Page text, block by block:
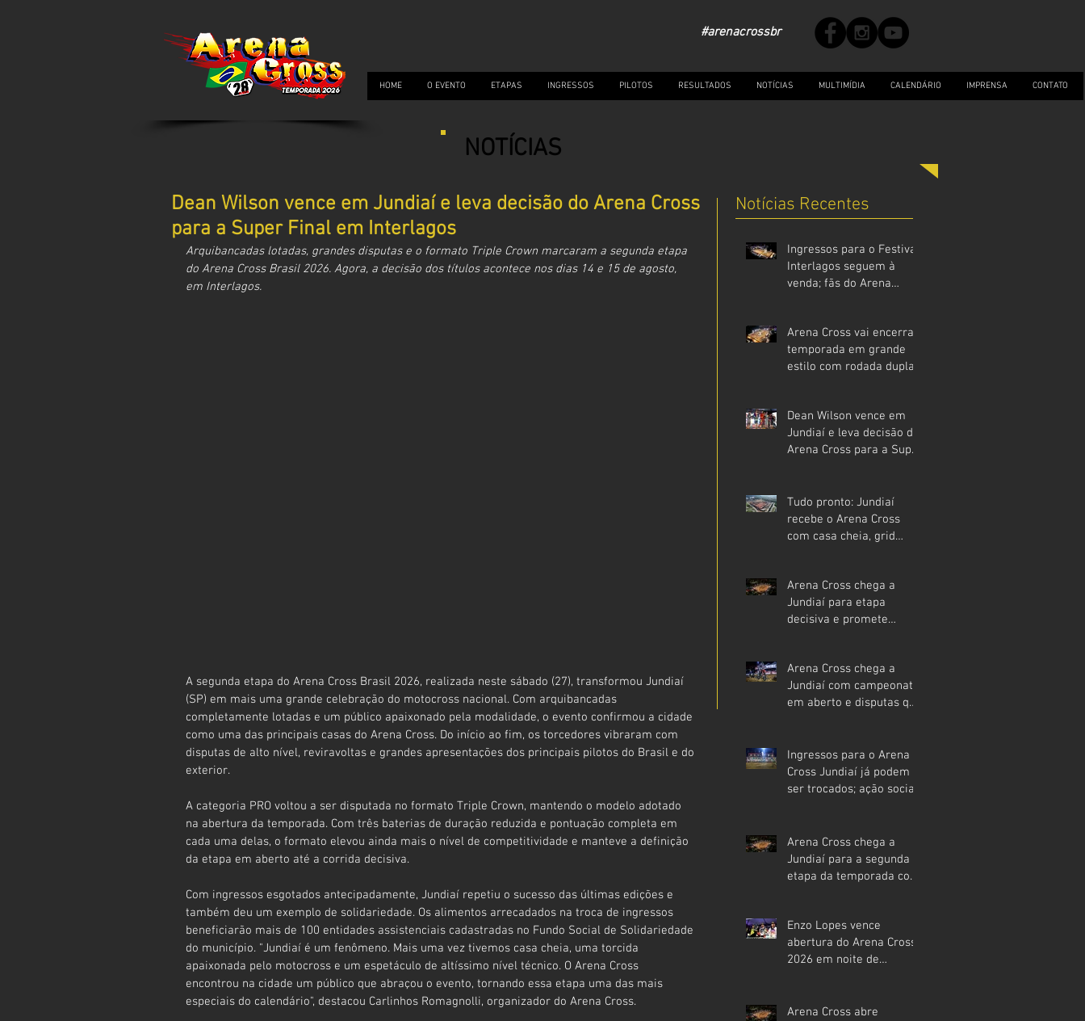
#arenacrossbr
HOME O EVENTO ETAPAS INGRESSOS PILOTOS RESULTADOS NOTÍCIAS MULTIMÍDIA CALENDÁRIO IMPRENSA CONTATO
Ingressos para o Festival
Interlagos seguem à
venda; fãs do Arena
antecipadamente
Arena Cross vai encerrar
temporada em grande
estilo com rodada dupla
Dean Wilson vence em
Jundiaí e leva decisão do
Arena Cross para a Super
Tudo pronto: Jundiaí
recebe o Arena Cross
com casa cheia, grid
campeonato
Arena Cross chega a
Jundiaí para etapa
decisiva e promete
Arena Cross chega a
Jundiaí com campeonato
em aberto e disputas que
Ingressos para o Arena
Cross Jundiaí já podem
ser trocados; ação social
famílias da cidade
Arena Cross chega a
Jundiaí para a segunda
etapa da temporada com
Enzo Lopes vence
abertura do Arena Cross
2026 em noite de
Arena Cross abre
Notícias Recentes
Dean Wilson vence em Jundiaí e leva decisão do Arena Cross
para a Super Final em Interlagos
Arquibancadas lotadas, grandes disputas e o formato Triple Crown marcaram a segunda etapa
do Arena Cross Brasil 2026. Agora, a decisão dos títulos acontece nos dias 14 e 15 de agosto,
em Interlagos.
A segunda etapa do Arena Cross Brasil 2026, realizada neste sábado (27), transformou Jundiaí
(SP) em mais uma grande celebração do motocross nacional. Com arquibancadas
completamente lotadas e um público apaixonado pela modalidade, o evento confirmou a cidade
como uma das principais casas do Arena Cross. Do início ao fim, os torcedores vibraram com
disputas de alto nível, reviravoltas e grandes apresentações dos principais pilotos do Brasil e do
exterior.
A categoria PRO voltou a ser disputada no formato Triple Crown, mantendo o modelo adotado
na abertura da temporada. Com três baterias de duração reduzida e pontuação completa em
cada uma delas, o formato elevou ainda mais o nível de competitividade e manteve a definição
da etapa em aberto até a corrida decisiva.
Com ingressos esgotados antecipadamente, Jundiaí repetiu o sucesso das últimas edições e
também deu um exemplo de solidariedade. Os alimentos arrecadados na troca de ingressos
beneficiarão mais de 100 entidades assistenciais cadastradas no Fundo Social de Solidariedade
do município. "Jundiaí é um fenômeno. Mais uma vez tivemos casa cheia, uma torcida
apaixonada pelo motocross e um espetáculo de altíssimo nível técnico. O Arena Cross
encontrou na cidade um público que abraçou o evento, tornando essa etapa uma das mais
especiais do calendário", destacou Carlinhos Romagnolli, organizador do Arena Cross.
NOTÍCIAS